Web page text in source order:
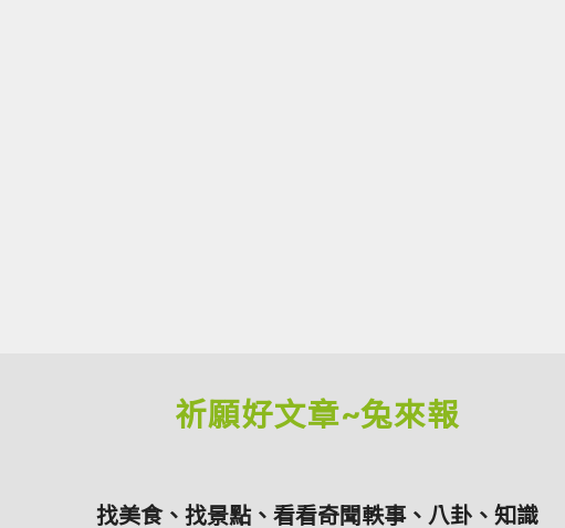
祈願好文章~兔來報
找美食、找景點、看看奇聞軼事、八卦、知識